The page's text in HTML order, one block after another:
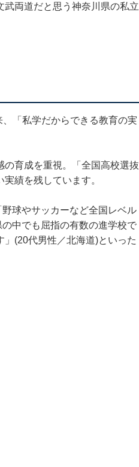
両道だと思う神奈川県の私立
「私学だからできる教育の実
育成を重視。「全国高校選抜
績を残しています。
球やサッカーなど全国レベル
中でも屈指の有数の進学校で
(20代男性／北海道)といった